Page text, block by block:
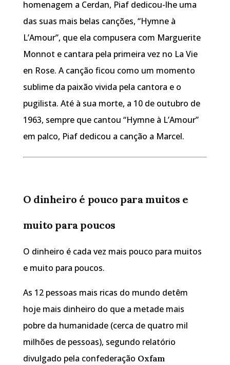
homenagem a Cerdan, Piaf dedicou-lhe uma
das suas mais belas canções, “Hymne à
L’Amour”, que ela compusera com Marguerite
Monnot e cantara pela primeira vez no La Vie
en Rose. A canção ficou como um momento
sublime da paixão vivida pela cantora e o
pugilista. Até à sua morte, a 10 de outubro de
1963, sempre que cantou “Hymne à L’Amour”
em palco, Piaf dedicou a canção a Marcel.
O dinheiro é pouco para muitos e
muito para poucos
O dinheiro é cada vez mais pouco para muitos
e muito para poucos.
As 12 pessoas mais ricas do mundo detêm
hoje mais dinheiro do que a metade mais
pobre da humanidade (cerca de quatro mil
milhões de pessoas), segundo relatório
divulgado pela confederação Oxfam